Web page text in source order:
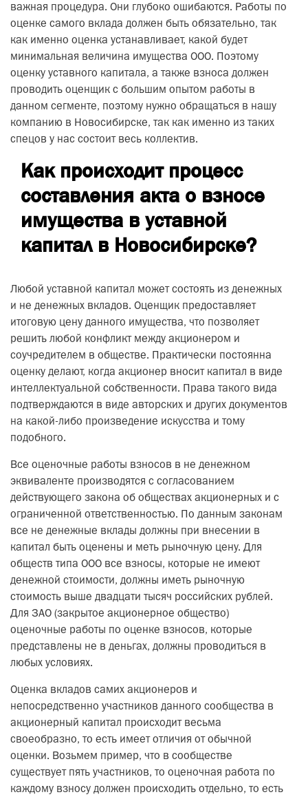
важная процедура. Они глубоко ошибаются. Работы по
оценке самого вклада должен быть обязательно, так
как именно оценка устанавливает, какой будет
минимальная величина имущества ООО. Поэтому
оценку уставного капитала, а также взноса должен
проводить оценщик с большим опытом работы в
данном сегменте, поэтому нужно обращаться в нашу
компанию в Новосибирске, так как именно из таких
спецов у нас состоит весь коллектив.
Как происходит процесс
составления акта о взносе
имущества в уставной
капитал в Новосибирске?
Любой уставной капитал может состоять из денежных
и не денежных вкладов. Оценщик предоставляет
итоговую цену данного имущества, что позволяет
решить любой конфликт между акционером и
соучредителем в обществе. Практически постоянна
оценку делают, когда акционер вносит капитал в виде
интеллектуальной собственности. Права такого вида
подтверждаются в виде авторских и других документов
на какой-либо произведение искусства и тому
подобного.
Все оценочные работы взносов в не денежном
эквиваленте производятся с согласованием
действующего закона об обществах акционерных и с
ограниченной ответственностью. По данным законам
все не денежные вклады должны при внесении в
капитал быть оценены и меть рыночную цену. Для
обществ типа ООО все взносы, которые не имеют
денежной стоимости, должны иметь рыночную
стоимость выше двадцати тысяч российских рублей.
Для ЗАО (закрытое акционерное общество)
оценочные работы по оценке взносов, которые
представлены не в деньгах, должны проводиться в
любых условиях.
Оценка вкладов самих акционеров и
непосредственно участников данного сообщества в
акционерный капитал происходит весьма
своеобразно, то есть имеет отличия от обычной
оценки. Возьмем пример, что в сообществе
существует пять участников, то оценочная работа по
каждому взносу должен происходить отдельно, то есть